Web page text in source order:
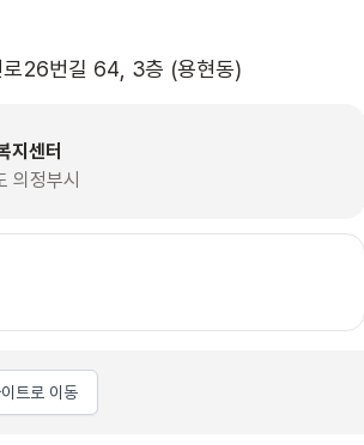
26번길 64, 3층 (용현동)
지센터
의정부시
트로 이동